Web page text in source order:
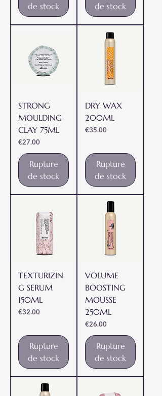
de stock
de stock
STRONG
MOULDING
CLAY 75ML
Prix
€27.00
Rupture
de stock
DRY WAX
200ML
Prix
€35.00
Rupture
de stock
TEXTURIZIN
G SERUM
150ML
Prix
€32.00
Rupture
de stock
VOLUME
BOOSTING
MOUSSE
250ML
Prix
€26.00
Rupture
de stock